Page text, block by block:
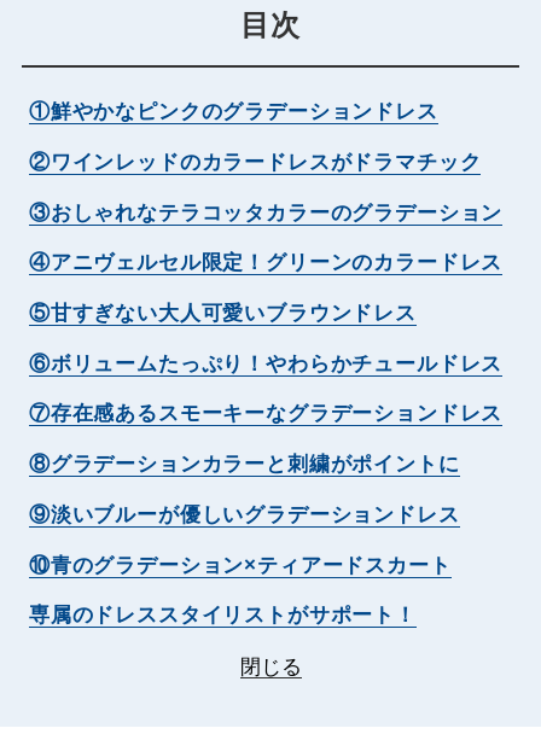
目次
①鮮やかなピンクのグラデーションドレス
②ワインレッドのカラードレスがドラマチック
③おしゃれなテラコッタカラーのグラデーション
④アニヴェルセル限定！グリーンのカラードレス
⑤甘すぎない大人可愛いブラウンドレス
⑥ボリュームたっぷり！やわらかチュールドレス
⑦存在感あるスモーキーなグラデーションドレス
⑧グラデーションカラーと刺繍がポイントに
⑨淡いブルーが優しいグラデーションドレス
⑩青のグラデーション×ティアードスカート
専属のドレススタイリストがサポート！
閉じる